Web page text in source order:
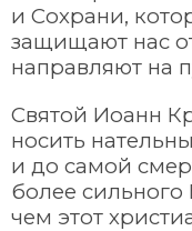
и Сохрани,
защищают нас
направляют на
Святой Иоанн
носить
и до самой
более сильного
чем этот